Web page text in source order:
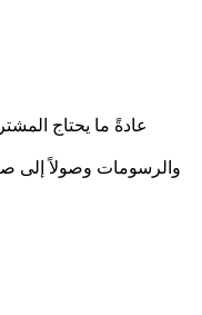
عادةً ما يحتاج
تراجع Neway هذه التفاصيل بدءًا من مراجعة ملفات CAD والرسومات وصولاً إلى